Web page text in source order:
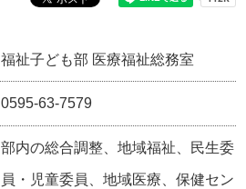
福祉子ども部 医療福祉総務室
0595-63-7579
部内の総合調整、地域福祉、民生委
員・児童委員、地域医療、保健セン